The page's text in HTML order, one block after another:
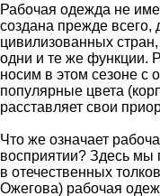
Рабочая одежда не
создана прежде
цивилизованных
одни и те же функции.
носим в этом сезоне с
популярные цвета
расставляет свои
Что же означает
восприятии? Здесь
в отечественных
Ожегова) рабочая